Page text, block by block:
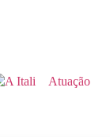
Atuação